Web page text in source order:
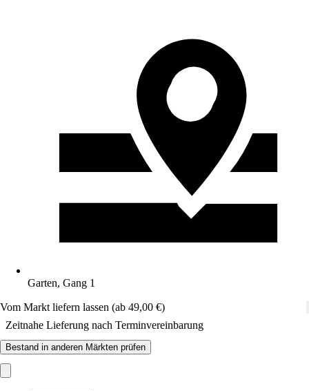
Garten, Gang 1
Vom Markt liefern lassen (ab 49,00 €)
Zeitnahe Lieferung nach Terminvereinbarung
Bestand in anderen Märkten prüfen